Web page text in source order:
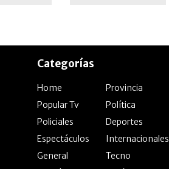
Categorías
Home
Provincia
Popular Tv
Política
Policiales
Deportes
Espectáculos
Internacionales
General
Tecno